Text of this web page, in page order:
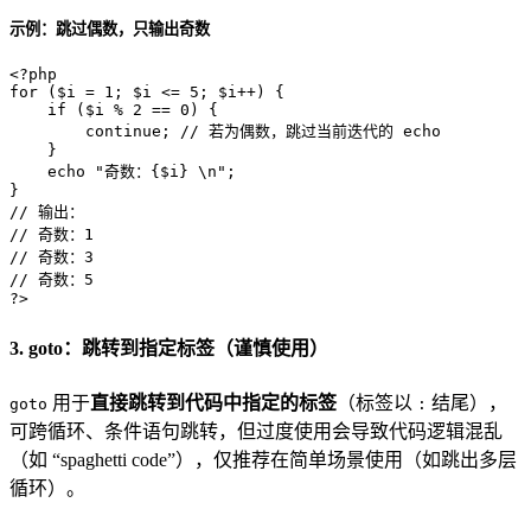
示例：跳过偶数，只输出奇数
<?php
for ( $i = 1 ; $i <= 5 ; $i ++) {
if ( $i % 2 == 0 ) {
continue ;
// 若为偶数，跳过当前迭代的 echo
    }
echo
"奇数： {$i} \n" ;
// 输出：
// 奇数：1
// 奇数：3
// 奇数：5
?>
3. goto：跳转到指定标签（谨慎使用）
goto 用于直接跳转到代码中指定的标签 （标签以 : 结尾），
可跨循环、条件语句跳转，但过度使用会导致代码逻辑混乱
（如 “spaghetti code”），仅推荐在简单场景使用（如跳出多层
循环）。